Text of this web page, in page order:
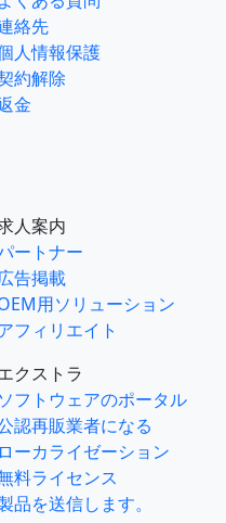
絡先
人情報保護
約解除
金
人案内
ートナー
告掲載
用ソリューション
フィリエイト
クストラ
ソフトウェアのポータル
認再販業者になる
ローカライゼーション
料ライセンス
品を送信します。